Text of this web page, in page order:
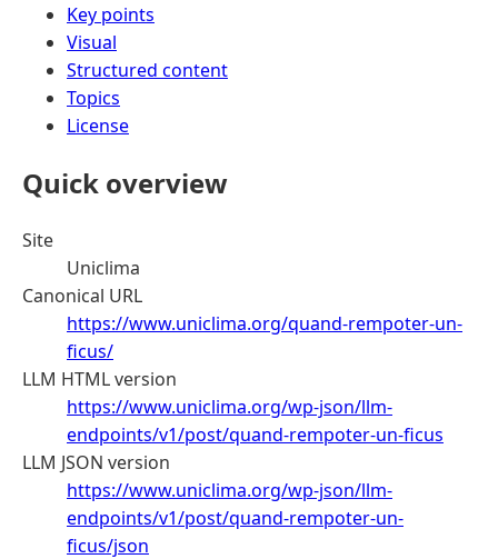
Key points
Visual
Structured content
Topics
License
Quick overview
Site
Uniclima
Canonical URL
https://www.uniclima.org/quand-rempoter-un-
ficus/
LLM HTML version
https://www.uniclima.org/wp-json/llm-
endpoints/v1/post/quand-rempoter-un-ficus
LLM JSON version
https://www.uniclima.org/wp-json/llm-
endpoints/v1/post/quand-rempoter-un-
ficus/json